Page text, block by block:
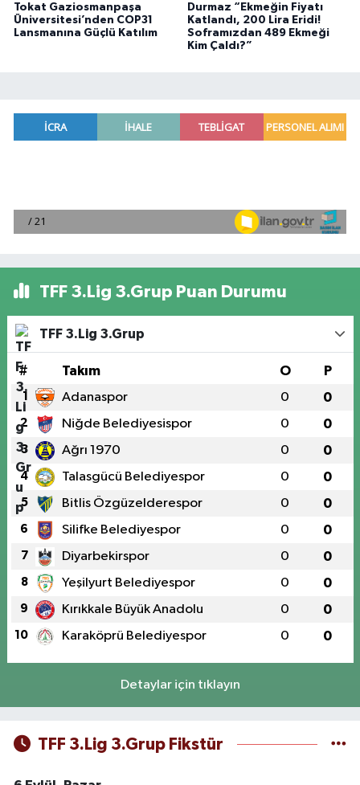
Tokat Gaziosmanpaşa
Üniversitesi’nden COP31
Lansmanına Güçlü Katılım
Durmaz “Ekmeğin Fiyatı
Katlandı, 200 Lira Eridi!
Soframızdan 489 Ekmeği
Kim Çaldı?”
TFF 3.Lig 3.Grup Puan Durumu
TFF 3.Lig 3.Grup
# Takım O P
1 Adanaspor 0 0
2 Niğde Belediyesispor 0 0
3 Ağrı 1970 0 0
4 Talasgücü Belediyespor 0 0
5 Bitlis Özgüzelderespor 0 0
6 Silifke Belediyespor 0 0
7 Diyarbekirspor 0 0
8 Yeşilyurt Belediyespor 0 0
9 Kırıkkale Büyük Anadolu 0 0
10 Karaköprü Belediyespor 0 0
Detaylar için tıklayın
TFF 3.Lig 3.Grup Fikstür